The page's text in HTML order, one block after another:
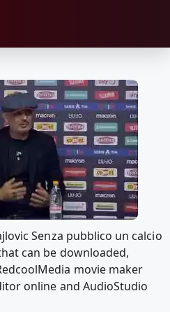
Senza pubblico un calcio
can be downloaded,
movie maker
online and AudioStudio